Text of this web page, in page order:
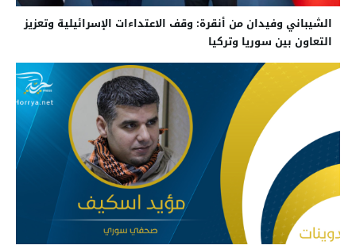
الشيباني وفيدان من أنقرة: وقف الاعتداءات الإسرائيلية وتعزيز
التعاون بين سوريا وتركيا